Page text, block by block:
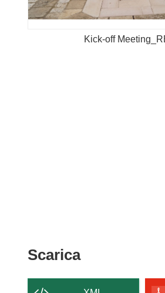
Kick-off
ScaricaScarica